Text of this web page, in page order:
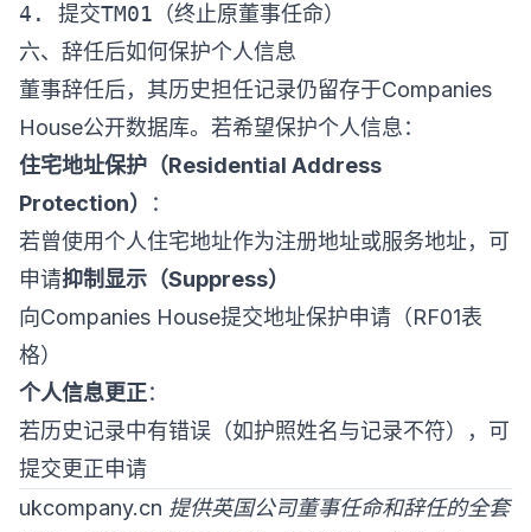
六、辞任后如何保护个人信息
董事辞任后，其历史担任记录仍留存于Companies
House公开数据库。若希望保护个人信息：
住宅地址保护（Residential Address
Protection）
：
若曾使用个人住宅地址作为注册地址或服务地址，可
申请抑制显示（Suppress）
向Companies House提交地址保护申请（RF01表
格）
个人信息更正：
若历史记录中有错误（如护照姓名与记录不符），可
提交更正申请
ukcompany.cn 提供英国公司董事任命和辞任的全套